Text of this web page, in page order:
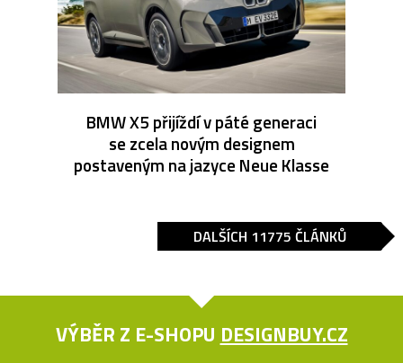
BMW X5 přijíždí v páté generaci
se zcela novým designem
postaveným na jazyce Neue Klasse
DALŠÍCH 11775 ČLÁNKŮ
VÝBĚR Z E-SHOPU DESIGNBUY.CZ